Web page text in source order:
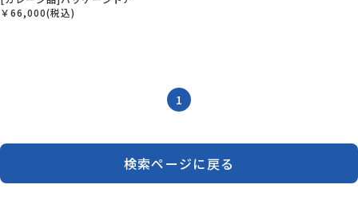
￥66,000(税込)
1
検索ページに戻る